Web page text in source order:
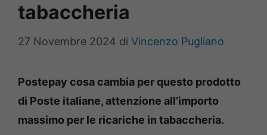
tabaccheria
27 Novembre 2024 di Vincenzo Pugliano
Postepay cosa cambia per questo prodotto
di Poste italiane, attenzione all’importo
massimo per le ricariche in tabaccheria.